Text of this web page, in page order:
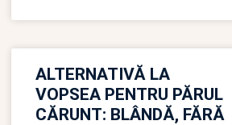
ALTERNATIVĂ LA
VOPSEA PENTRU PĂRUL
CĂRUNT: BLÂNDĂ, FĂRĂ